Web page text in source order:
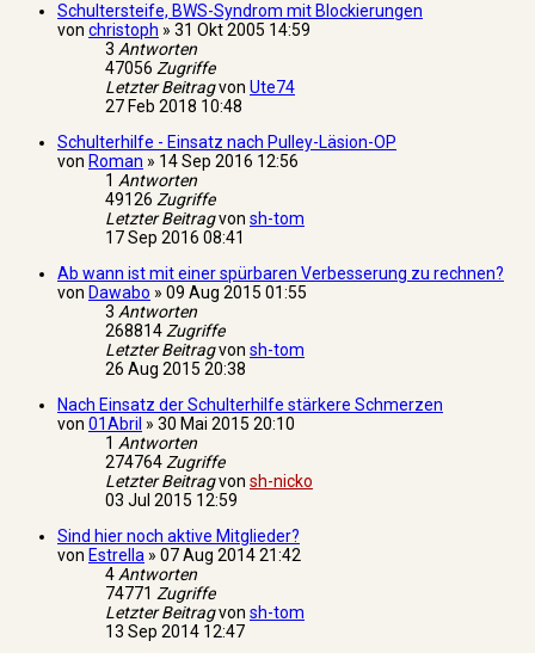
Schultersteife, BWS-Syndrom mit Blockierungen
von christoph » 31 Okt 2005 14:59
3 Antworten
47056 Zugriffe
Letzter Beitragvon Ute74
27 Feb 2018 10:48
Schulterhilfe - Einsatz nach Pulley-Läsion-OP
von Roman » 14 Sep 2016 12:56
1 Antworten
49126 Zugriffe
Letzter Beitragvon sh-tom
17 Sep 2016 08:41
Ab wann ist mit einer spürbaren Verbesserung zu rechnen?
von Dawabo » 09 Aug 2015 01:55
3 Antworten
268814Zugriffe
Letzter Beitragvon sh-tom
26 Aug 2015 20:38
Nach Einsatz der Schulterhilfe stärkere Schmerzen
von 01Abril » 30 Mai 2015 20:10
1 Antworten
274764Zugriffe
Letzter Beitragvon sh-nicko
03 Jul 2015 12:59
Sind hier noch aktive Mitglieder?
von Estrella » 07 Aug 2014 21:42
4Antworten
74771 Zugriffe
Letzter Beitragvon sh-tom
13 Sep 2014 12:47